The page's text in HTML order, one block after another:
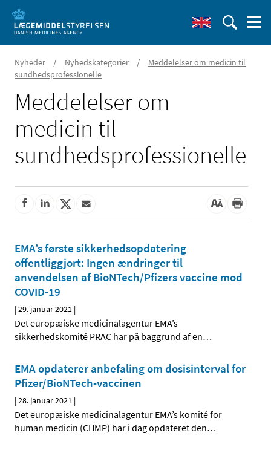
Nyheder / Nyhedskategorier /
Meddelelser om medicin til
sundhedsprofessionelle
Meddelelser om
medicin til
sundhedsprofessionelle
EMA’s første sikkerhedsopdatering
offentliggjort: Ingen ændringer til
anvendelsen af BioNTech/Pfizers vaccine mod
COVID-19
|29. januar 2021 |
Det europæiske medicinalagentur EMA’s
sikkerhedskomité PRAC har på baggrund af en…
EMA opdaterer anbefaling om dosisinterval for
Pfizer/BioNTech-vaccinen
|28. januar 2021 |
Det europæiske medicinalagentur EMA’s komité for
human medicin (CHMP) har i dag opdateret den…